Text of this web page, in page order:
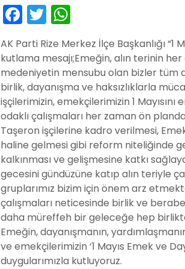
F
a
c
e
b
o
o
k
T
w
itt
er
h
a
ts
A
p
p
AK Parti Rize Merkez İlçe Başkanlığı “1
kutlama mesajı;Emeğin, alın terinin
medeniyetin mensubu olan bizler tüm
birlik, dayanışma ve haksızlıklarla
işçilerimizin, emekçilerimizin 1
odaklı çalışmaları her zaman ön
Taşeron işçilerine kadro verilmesi,
haline gelmesi gibi reform niteliğinde
kalkınması ve gelişmesine katkı
gecesini gündüzüne katıp alın teriyle
gruplarımız bizim için önem arz
çalışmaları neticesinde birlik ve
daha müreffeh bir geleceğe hep
Emeğin, dayanışmanın,
ve emekçilerimizin ‘1 Mayıs Emek ve
duygularımızla kutluyoruz.